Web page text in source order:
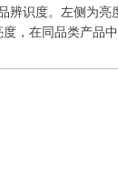
识度。左侧为亮
，在同品类产品中